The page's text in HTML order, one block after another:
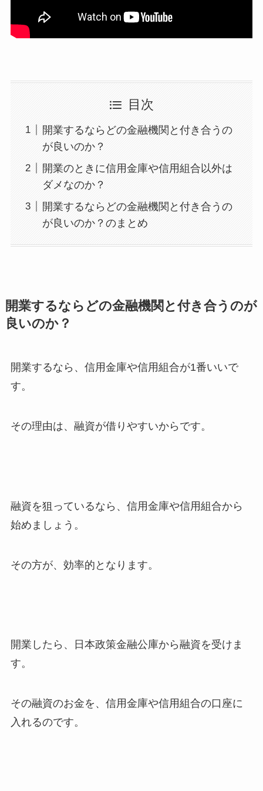
目次
開業するならどの金融機関と付き合うの
が良いのか？
開業のときに信用金庫や信用組合以外は
ダメなのか？
開業するならどの金融機関と付き合うの
が良いのか？のまとめ
開業するならどの金融機関と付き合うのが
良いのか？
開業するなら、信用金庫や信用組合が1番いいで
す。
その理由は、融資が借りやすいからです。
融資を狙っているなら、信用金庫や信用組合から
始めましょう。
その方が、効率的となります。
開業したら、日本政策金融公庫から融資を受けま
す。
その融資のお金を、信用金庫や信用組合の口座に
入れるのです。